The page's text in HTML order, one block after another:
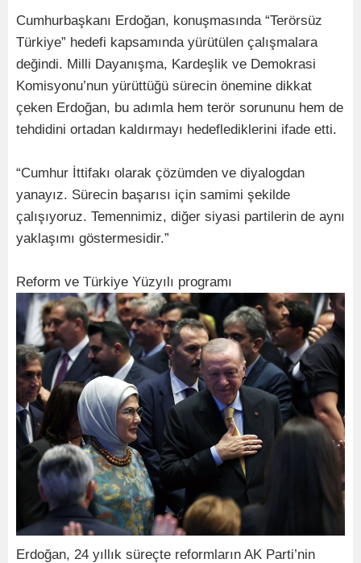
Cumhurbaşkanı Erdoğan, konuşmasında “Terörsüz
Türkiye” hedefi kapsamında yürütülen çalışmalara
değindi. Milli Dayanışma, Kardeşlik ve Demokrasi
Komisyonu’nun yürüttüğü sürecin önemine dikkat
çeken Erdoğan, bu adımla hem terör sorununu hem de
tehdidini ortadan kaldırmayı hedeflediklerini ifade etti.
“Cumhur İttifakı olarak çözümden ve diyalogdan
yanayız. Sürecin başarısı için samimi şekilde
çalışıyoruz. Temennimiz, diğer siyasi partilerin de aynı
yaklaşımı göstermesidir.”
Reform ve Türkiye Yüzyılı programı
Erdoğan, 24 yıllık süreçte reformların AK Parti’nin